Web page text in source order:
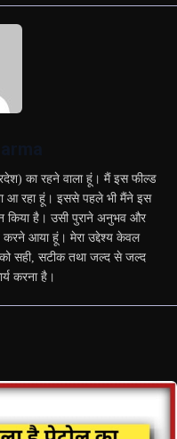
का रहने वाला हूं। मैं इस फील्ड
आ रहा हूं। इससे पहले भी मैंने इस
किया है। उसी पुराने अनुभव और
करने आया हूं। मेरा उद्देश्य केवल
को सही, सटीक तथा जल्द से जल्द
करना है।